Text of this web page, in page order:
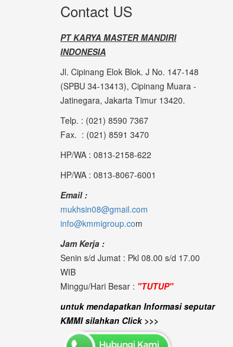
Contact US
PT KARYA MASTER MANDIRI
INDONESIA
Jl. Cipinang Elok Blok. J No. 147-148
(SPBU 34-13413), Cipinang Muara -
Jatinegara, Jakarta Timur 13420.
Telp. : (021) 8590 7367
Fax. : (021) 8591 3470
HP/WA : 0813-2158-622
HP/WA : 0813-8067-6001
Email :
mukhsin08@gmail.com
info@kmmigroup.com
Jam Kerja :
Senin s/d Jumat : Pkl 08.00 s/d 17.00
WIB
Minggu/Hari Besar : "TUTUP"
untuk mendapatkan Informasi seputar
KMMI silahkan Click >>>